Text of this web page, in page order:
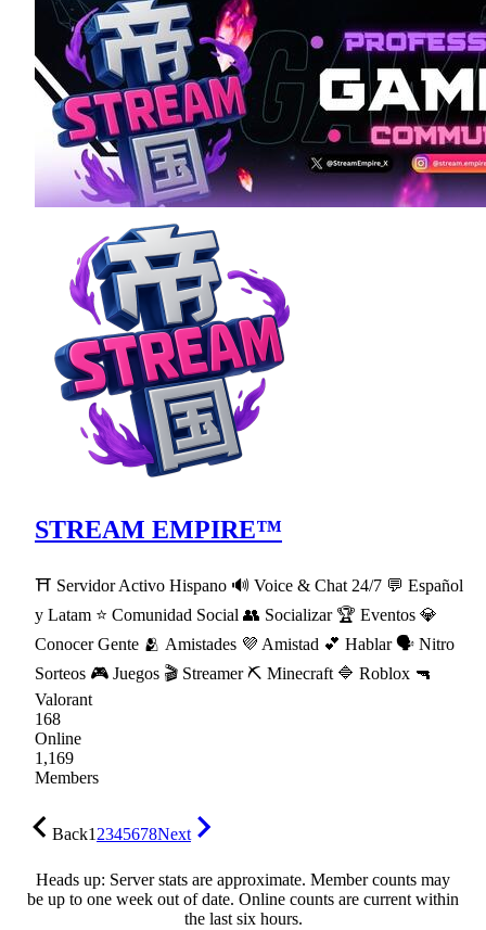
STREAM EMPIRE™
⛩ Servidor Activo Hispano 🔊 Voice & Chat 24/7 💬 Español
y Latam ⭐ Comunidad Social 👥 Socializar 🏆 Eventos 💎
Conocer Gente 🫂 Amistades 💜 Amistad 💕 Hablar 🗣 Nitro
Sorteos 🎮 Juegos 🎬 Streamer ⛏ Minecraft 🔷 Roblox 🔫
Valorant
168
Online
1,169
Members
Back12345678Next
Heads up: Server stats are approximate. Member counts may
be up to one week out of date. Online counts are current within
the last six hours.